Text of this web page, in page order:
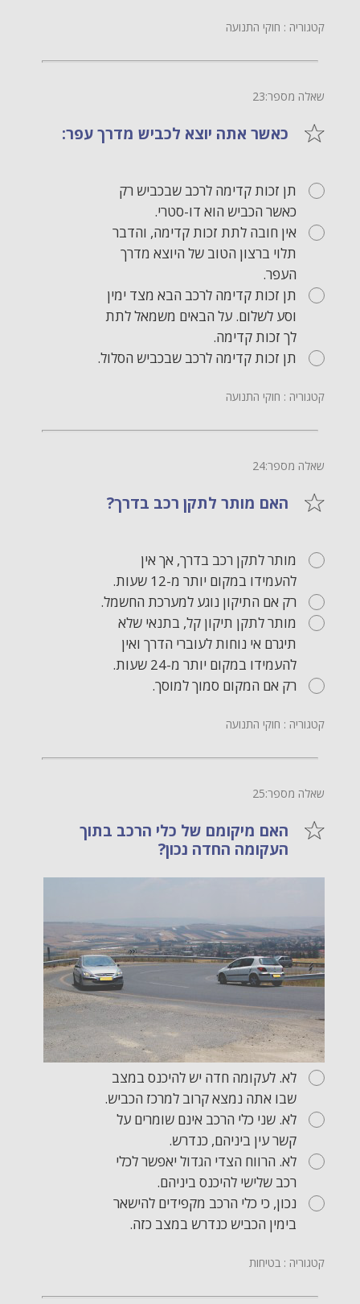
קטגוריה : חוקי התנועה
שאלה מספר:23
כאשר אתה יוצא לכביש מדרך עפר:
תן זכות קדימה לרכב שבכביש רק
כאשר הכביש הוא דו-סטרי.
אין חובה לתת זכות קדימה, והדבר
תלוי ברצון הטוב של היוצא מדרך
העפר.
תן זכות קדימה לרכב הבא מצד ימין
וסע לשלום. על הבאים משמאל לתת
לך זכות קדימה.
תן זכות קדימה לרכב שבכביש הסלול.
קטגוריה : חוקי התנועה
שאלה מספר:24
האם מותר לתקן רכב בדרך?
מותר לתקן רכב בדרך, אך אין
להעמידו במקום יותר מ-12 שעות.
רק אם התיקון נוגע למערכת החשמל.
מותר לתקן תיקון קל, בתנאי שלא
תיגרם אי נוחות לעוברי הדרך ואין
להעמידו במקום יותר מ-24 שעות.
רק אם המקום סמוך למוסך.
קטגוריה : חוקי התנועה
שאלה מספר:25
האם מיקומם של כלי הרכב בתוך
העקומה החדה נכון?
לא. לעקומה חדה יש להיכנס במצב
שבו אתה נמצא קרוב למרכז הכביש.
לא. שני כלי הרכב אינם שומרים על
קשר עין ביניהם, כנדרש.
לא. הרווח הצדי הגדול יאפשר לכלי
רכב שלישי להיכנס ביניהם.
נכון, כי כלי הרכב מקפידים להישאר
בימין הכביש כנדרש במצב כזה.
קטגוריה : בטיחות